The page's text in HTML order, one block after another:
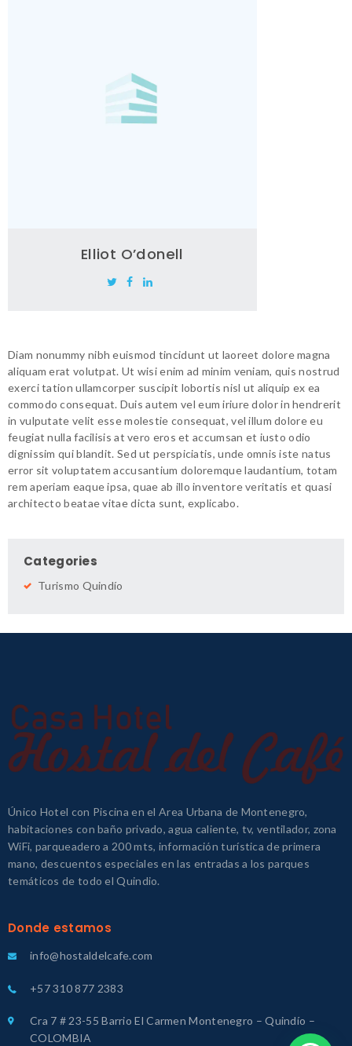
Elliot O’donell
Diam nonummy nibh euismod tincidunt ut laoreet dolore magna
aliquam erat volutpat. Ut wisi enim ad minim veniam, quis nostrud
exerci tation ullamcorper suscipit lobortis nisl ut aliquip ex ea
commodo consequat. Duis autem vel eum iriure dolor in hendrerit
in vulputate velit esse molestie consequat, vel illum dolore eu
feugiat nulla facilisis at vero eros et accumsan et iusto odio
dignissim qui blandit. Sed ut perspiciatis, unde omnis iste natus
error sit voluptatem accusantium doloremque laudantium, totam
rem aperiam eaque ipsa, quae ab illo inventore veritatis et quasi
architecto beatae vitae dicta sunt, explicabo.
Categories
Turismo Quindío
Único Hotel con Piscina en el Area Urbana de Montenegro,
habitaciones con baño privado, agua caliente, tv, ventilador, zona
WiFi, parqueadero a 200 mts, información turística de primera
mano, descuentos especiales en las entradas a los parques
temáticos de todo el Quindio.
Donde estamos
info@hostaldelcafe.com
+57 310 877 2383
Cra 7 # 23-55 Barrio El Carmen Montenegro – Quindío –
COLOMBIA